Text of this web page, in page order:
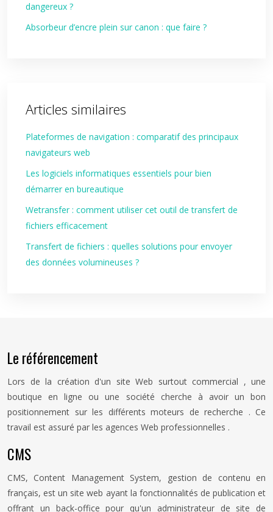
dangereux ?
Absorbeur d’encre plein sur canon : que faire ?
Articles similaires
Plateformes de navigation : comparatif des principaux
navigateurs web
Les logiciels informatiques essentiels pour bien
démarrer en bureautique
Wetransfer : comment utiliser cet outil de transfert de
fichiers efficacement
Transfert de fichiers : quelles solutions pour envoyer
des données volumineuses ?
Le référencement
Lors de la création d'un site Web surtout commercial , une
boutique en ligne ou une société cherche à avoir un bon
positionnement sur les différents moteurs de recherche . Ce
travail est assuré par les agences Web professionnelles .
CMS
CMS, Content Management System, gestion de contenu en
français, est un site web ayant la fonctionnalités de publication et
offrant un back-office pour qu'un administrateur de site de